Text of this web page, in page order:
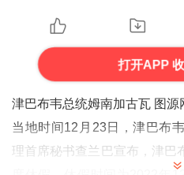
打开APP
津巴布韦总统姆南加古瓦 图源
当地时间12月23日，津巴布
理首席秘书查兰巴宣布，津巴